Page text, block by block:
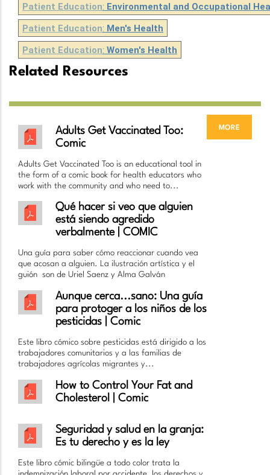
Patient Education: Environmental and Occupational
Patient Education: Men's Health
Patient Education: Women's Health
Related Resources
more
Adults Get Vaccinated Too:
Comic
Adults Get Vaccinated Too is an educational tool in
the form of a comic book for health educators who
work with the community and who need to...
Qué hacer si veo que alguien
está siendo agredido
verbalmente | COMIC
Una guía para saber cómo reaccionar cuando vea
que acosan a alguien. La ilustración artística y el
guión son de Uriel Saenz y Alma Galván
Aunque cerca...sano: Una guía
para protoger a los niños de los
pesticidas | Comic
Este libro cómico sobre pesticidas está dirigido a los
trabajadores comunitarios y a las familias de
trabajadores agrícolas migrantes y...
How to Control Your Fat and
Cholesterol | Comic
Seguridad y salud en la granja:
Es tu derecho y es la ley
Este libro cómic bilingüe a todo color trata la